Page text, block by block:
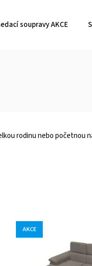
soupravy AKCE
rodinu nebo početnou
AKCE